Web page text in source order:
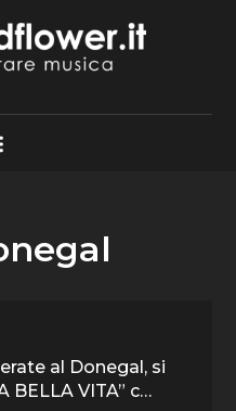
al Donegal, si
BELLA VITA” c…